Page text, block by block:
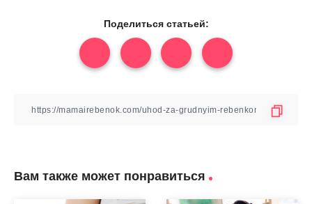
Поделиться статьей:
Вам также может понравиться